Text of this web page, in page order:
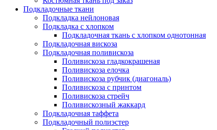
Подкладочные ткани
Подкладка нейлоновая
Подкладка с хлопком
Подкладочная ткань с хлопком однотонная
Подкладочная вискоза
Подкладочная поливискоза
Поливискоза гладкокрашеная
Поливискоза елочка
Поливискоза рубчик (диагональ)
Поливискоза с принтом
Поливискоза стрейч
Поливискозный жаккард
Подкладочная таффета
Подкладочный полиэстер